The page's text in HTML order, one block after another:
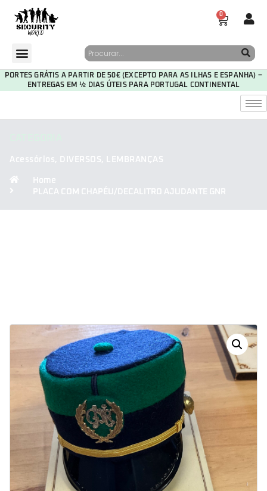
0
PORTES GRÁTIS A PARTIR DE 50€ (EXCEPTO PARA AS ILHAS E ESPANHA) –
ENTREGAS EM ½ DIAS ÚTEIS PARA PORTUGAL CONTINENTAL
Acessórios, DIVERSOS, LEMBRANÇAS
Home
PLACA COM CHAPÉU/DECALITRO AJUDANTE GNR